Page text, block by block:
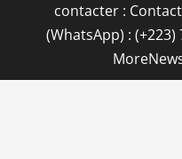
contacter :
(WhatsApp) : (+223)